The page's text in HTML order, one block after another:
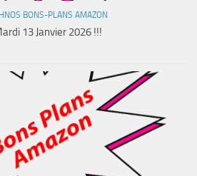
BONS-PLANS AMAZON
13 Janvier 2026 !!!